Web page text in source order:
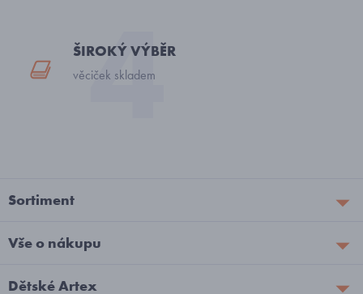
ŠIROKÝ VÝBĚR
věciček skladem
Sortiment
Vše o nákupu
Dětské Artex